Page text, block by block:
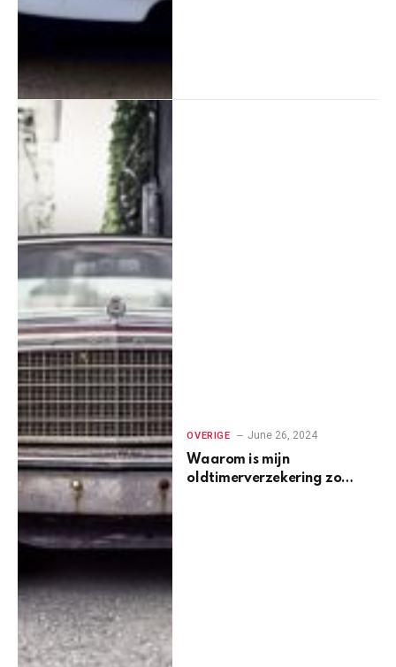
OVERIGE June 26, 2024
Waarom is mijn
oldtimerverzekering zo